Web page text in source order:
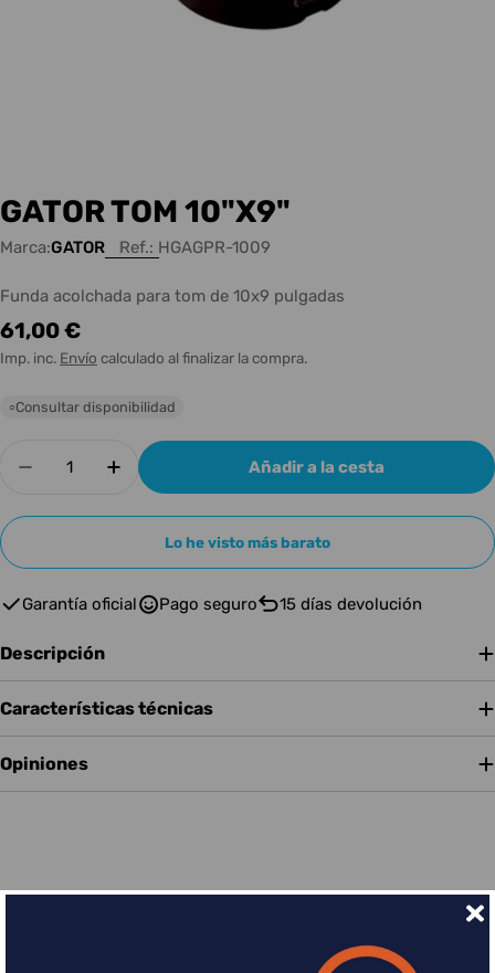
GATOR TOM 10"X9"
Marca:GATOR Ref.: HGAGPR-1009
Funda acolchada para tom de 10x9 pulgadas
Precio
habitual
61,00 €
Imp. inc. Envío calculado al finalizar la compra.
○Consultar disponibilidad
Disminuir cantidad para GATOR TOM
Aumentar cantidad para GATOR TOM
Añadir a la cesta
Lo he visto más barato
Garantía oficial Pago seguro 15 días devolución
Descripción
Características técnicas
Opiniones
Financia tus compras con Sequra